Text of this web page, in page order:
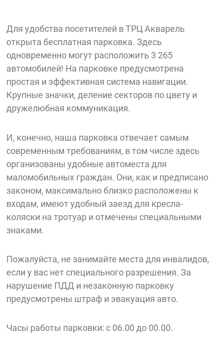
Для удобства посетителей в ТРЦ Акварель
открыта бесплатная парковка. Здесь
одновременно могут расположить 3 265
автомобилей! На парковке предусмотрена
простая и эффективная система навигации.
Крупные значки, деление секторов по цвету и
дружелюбная коммуникация.
И, конечно, наша парковка отвечает самым
современным требованиям, в том числе здесь
организованы удобные автоместа для
маломобильных граждан. Они, как и предписано
законом, максимально близко расположены к
входам, имеют удобный заезд для кресла-
коляски на тротуар и отмечены специальными
знаками.
Пожалуйста, не занимайте места для инвалидов,
если у вас нет специального разрешения. За
нарушение ПДД и незаконную парковку
предусмотрены штраф и эвакуация авто.
Часы работы парковки: с 06.00 до 00.00.